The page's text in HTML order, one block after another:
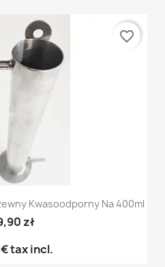
Kwasoodporny Na 400ml
zł
tax incl.
favorite_border